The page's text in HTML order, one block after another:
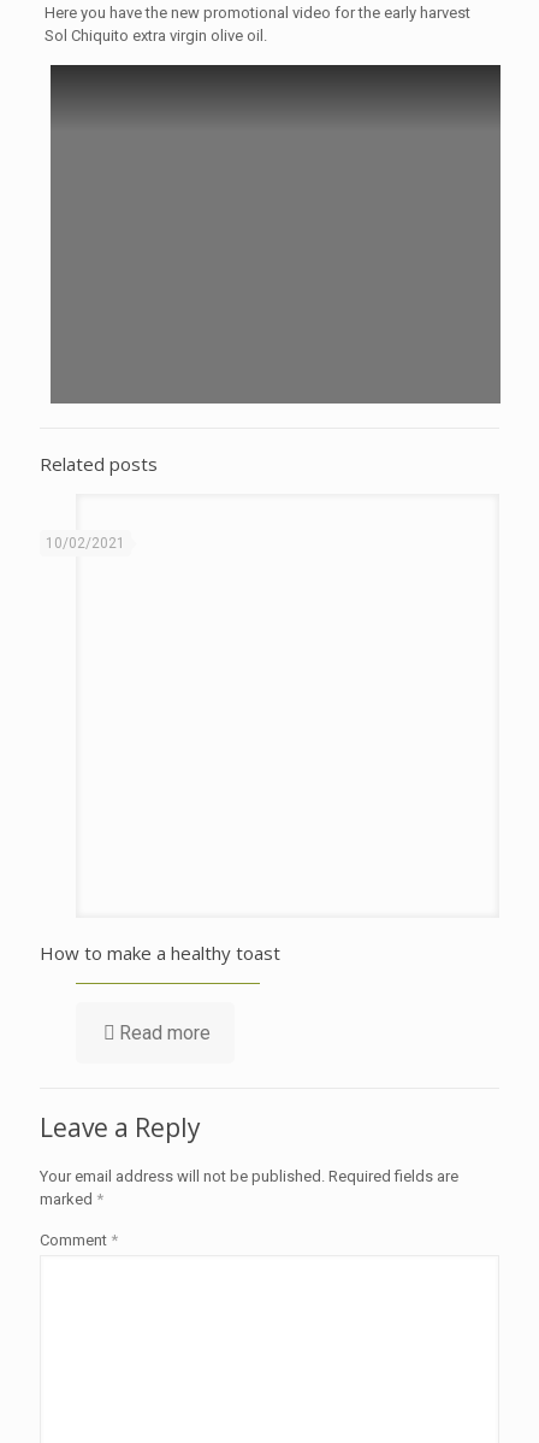
Here you have the new promotional video for the early harvest
Sol Chiquito extra virgin olive oil.
Related posts
10/02/2021
How to make a healthy toast
Read more
Leave a Reply
Your email address will not be published. Required fields are
marked *
Comment *